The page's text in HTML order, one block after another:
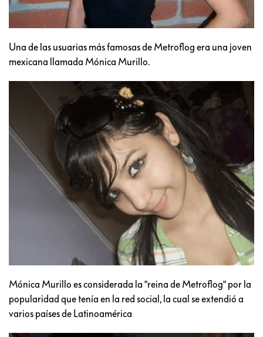
Una de las usuarias más famosas de Metroflog era una joven
mexicana llamada Mónica Murillo.
Mónica Murillo es considerada la "reina de Metroflog" por la
popularidad que tenía en la red social, la cual se extendió a
varios países de Latinoamérica